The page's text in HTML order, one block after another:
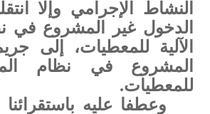
النشاط الإجرامي وإلا
الدخول غير المشروع في
الآلية للمعطيات، إلى
المشروع في نظام
للمعطيات.